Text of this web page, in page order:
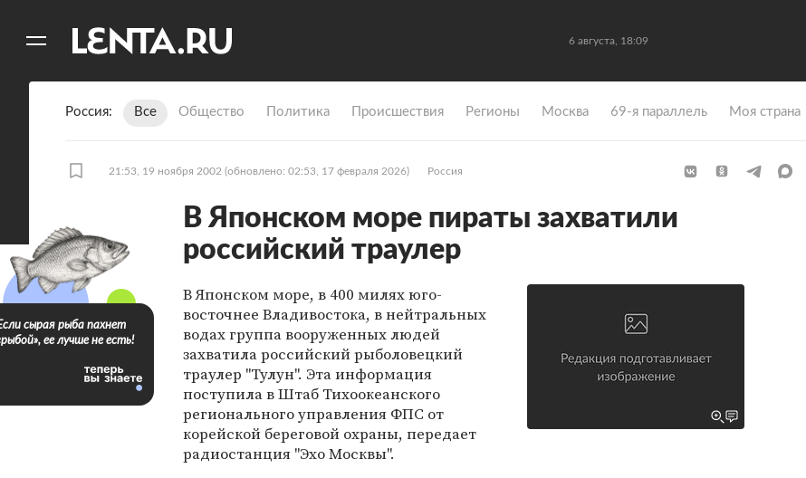
6 августа, 18:09
Россия Все Общество Политика Происшествия Регионы Москва 69-я параллель Моя страна
21:53, 19 ноября 2002 (обновлено: 02:53, 17 февраля 2026) Россия
В Японском море пираты захватили
российский траулер
В Японском море, в 400 милях юго-
восточнее Владивостока, в нейтральных
водах группа вооруженных людей
захватила российский рыболовецкий
траулер "Тулун". Эта информация
поступила в Штаб Тихоокеанского
регионального управления ФПС от
корейской береговой охраны, передает
радиостанция "Эхо Москвы".
сырая рыба пахнет
ее лучше не есть!